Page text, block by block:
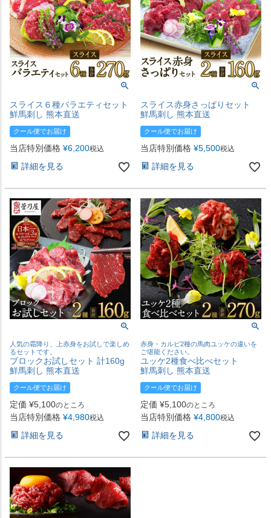
スライス６種バラエティセット
鮮馬刺し 熊本直送
クール便でお届け
当店特別価格 ¥6,200税込
詳細を見る
スライス赤身さっぱりセット
鮮馬刺し 熊本直送
クール便でお届け
当店特別価格 ¥5,500税込
詳細を見る
人気の霜降り、上赤身をお試しで楽しめ
るセットです。
ブロックお試しセット 計160g
鮮馬刺し 熊本直送
クール便でお届け
定価 ¥5,100のところ
当店特別価格 ¥4,980税込
詳細を見る
赤身・カルビ2種の馬肉ユッケの違いを
ご堪能ください。
ユッケ2種食べ比べセット
鮮馬刺し 熊本直送
クール便でお届け
定価 ¥5,100のところ
当店特別価格 ¥4,800税込
詳細を見る